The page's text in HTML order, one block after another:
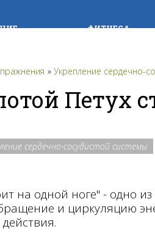
ФИТНЕСА
Укрепление сердечно-
Петух
сердечно-сосудистой системы
на одной ноге" - одно
и циркуляцию